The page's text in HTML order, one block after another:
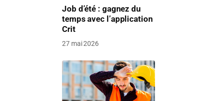
Job d’été : gagnez du
temps avec l’application
Crit
27 mai 2026